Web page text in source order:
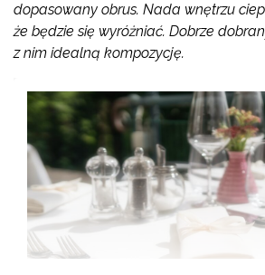
dopasowany obrus. Nada wnętrzu
że będzie się wyróżniać. Dobrze
z nim idealną kompozycję.